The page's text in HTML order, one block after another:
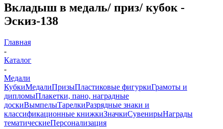
Вкладыш в медаль/ приз/ кубок -
Эскиз-138
Главная
-
Каталог
-
Медали
КубкиМедалиПризыПластиковые фигуркиГрамоты и
дипломыПлакетки, пано, наградные
доскиВымпелыТарелкиРазрядные знаки и
классификационные книжкиЗначкиСувенирыНаграды
тематическиеПерсонализация